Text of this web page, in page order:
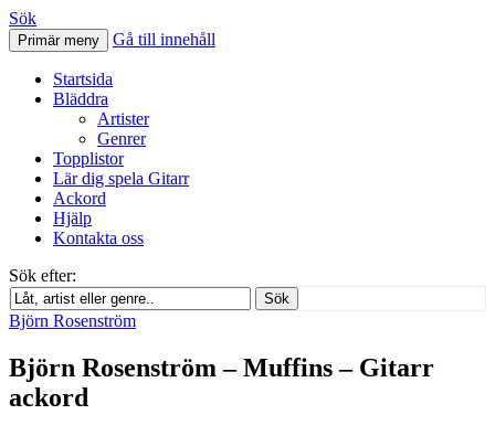
Svenskatabs.se
Sök
Primär meny Gå till innehåll
Startsida
Bläddra
Artister
Genrer
Topplistor
Lär dig spela Gitarr
Ackord
Hjälp
Kontakta oss
Sök efter:
Sök
Björn Rosenström
Björn Rosenström – Muffins – Gitarr
ackord